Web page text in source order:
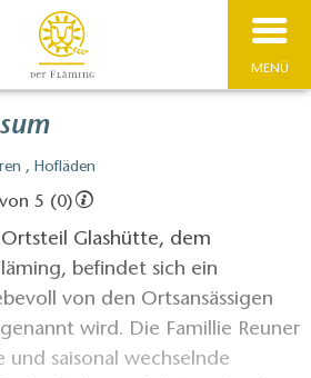
MENÜ
, Hofläden
5 (0)
Glashütte, dem
befindet sich ein
von den Ortsansässigen
wird. Die Famillie Reuner
saisonal wechselnde